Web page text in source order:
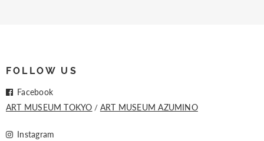
FOLLOW US
Facebook
ART MUSEUM TOKYO
ART MUSEUM AZUMINO
Instagram